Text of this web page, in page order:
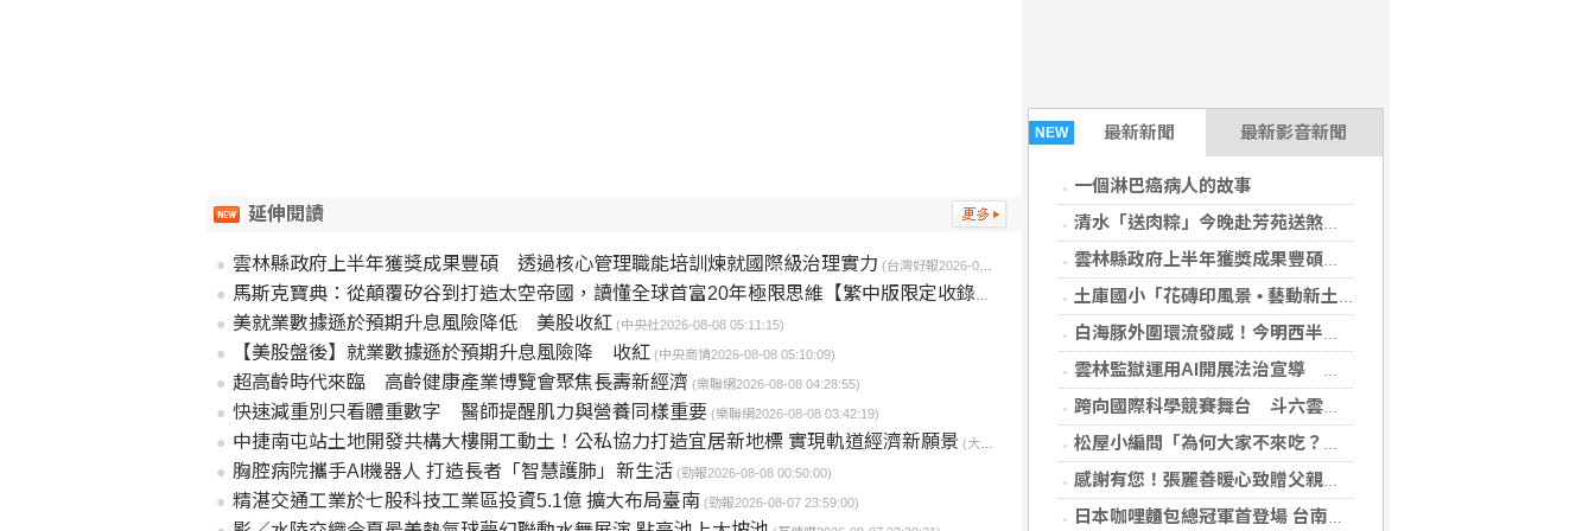
NEW 最新新聞 最新影音新聞
一個淋巴癌病人的故事
清水「送肉粽」今晚赴芳苑送煞！強碰王功漁火節上千遊客 喪家回應了
雲林縣政府上半年獲獎成果豐碩 透過核心管理職能培訓煉就國際級治理實力
土庫國小「花磚印風景 • 藝動新土庫」夏日樂學成果展 藝術展現家鄉文化之美
白海豚外圍環流發威！今明西半部雨彈來襲 東部慎防37度高溫
雲林監獄運用AI開展法治宣導 嚴守行政中立分際
跨向國際科學競賽舞台 斗六雲林國小師生攜手資源共築閃耀學習路
松屋小編問「為何大家不來吃？」 一票人點出3大問題：滿手好牌打到爛
感謝有您！張麗善暖心致贈父親節禮品
日本咖哩麵包總冠軍首登場 台南遠東香格里拉限時開賣
延伸閱讀
雲林縣政府上半年獲獎成果豐碩 透過核心管理職能培訓煉就國際級治理實力 (台灣好報2026-08-08 06:11:26)
馬斯克寶典：從顛覆矽谷到打造太空帝國，讀懂全球首富20年極限思維【繁中版限定收錄：給讀者的手寫寄語印簽】 (PChome書店2026-08-08 05:15:16)
美就業數據遜於預期升息風險降低 美股收紅 (中央社2026-08-08 05:11:15)
【美股盤後】就業數據遜於預期升息風險降 收紅 (中央商情2026-08-08 05:10:09)
超高齡時代來臨 高齡健康產業博覽會聚焦長壽新經濟 (樂聯網2026-08-08 04:28:55)
快速減重別只看體重數字 醫師提醒肌力與營養同樣重要 (樂聯網2026-08-08 03:42:19)
中捷南屯站土地開發共構大樓開工動土！公私協力打造宜居新地標 實現軌道經濟新願景 (大成報2026-08-08 02:57:13)
胸腔病院攜手AI機器人 打造長者「智慧護肺」新生活 (勁報2026-08-08 00:50:00)
精湛交通工業於七股科技工業區投資5.1億 擴大布局臺南 (勁報2026-08-07 23:59:00)